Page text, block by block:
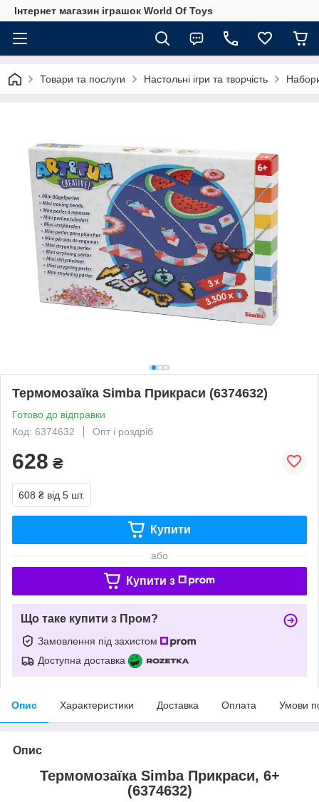
Інтернет магазин іграшок World Of Toys
Товари та послуги Настольні ігри та творчість
Термомозаїка Simba Прикраси (6374632)
Готово до відправки
Код: 6374632
Опт і роздріб
628 ₴
608 ₴ від 5 шт.
Купити
або
Купити з
Що таке купити з Пром?
Замовлення під захистом
Доступна доставка
Опис Характеристики Доставка Оплата Умови
Опис
Термомозаїка Simba Прикраси, 6+
(6374632)